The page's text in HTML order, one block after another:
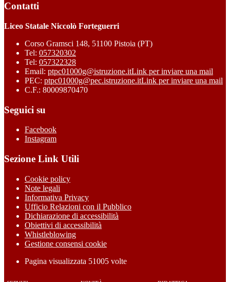
Contatti
Liceo Statale Niccolò Forteguerri
Corso Gramsci 148, 51100 Pistoia (PT)
Tel: 057320302
Tel: 057322328
Email: ptpc01000g@istruzione.itLink per inviare una mail
PEC: ptpc01000g@pec.istruzione.itLink per inviare una mail
C.F.: 80009870470
Seguici su
Facebook
Instagram
Sezione Link Utili
Cookie policy
Note legali
Informativa Privacy
Ufficio Relazioni con il Pubblico
Dichiarazione di accessibilità
Obiettivi di accessibilità
Whistleblowing
Gestione consensi cookie
Pagina visualizzata 51005 volte